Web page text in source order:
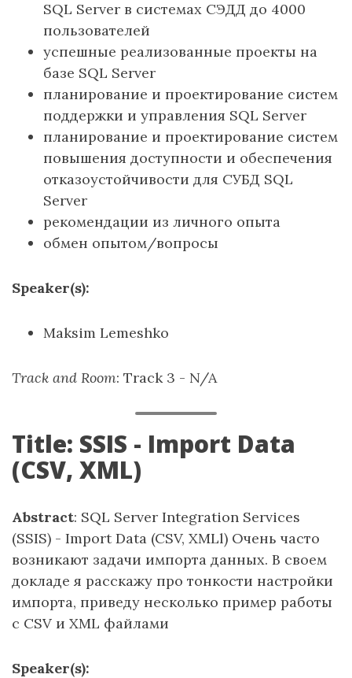
SQL Server в системах СЭДД до 4000
пользователей
успешные реализованные проекты на
базе SQL Server
планирование и проектирование систем
поддержки и управления SQL Server
планирование и проектирование систем
повышения доступности и обеспечения
отказоустойчивости для СУБД SQL
Server
рекомендации из личного опыта
обмен опытом/вопросы
Speaker(s):
Maksim Lemeshko
Track and Room: Track 3 - N/A
Title: SSIS - Import Data
(CSV, XML)
Abstract: SQL Server Integration Services
(SSIS) - Import Data (CSV, XMLl) Очень часто
возникают задачи импорта данных. В своем
докладе я расскажу про тонкости настройки
импорта, приведу несколько пример работы
с CSV и XML файлами
Speaker(s):